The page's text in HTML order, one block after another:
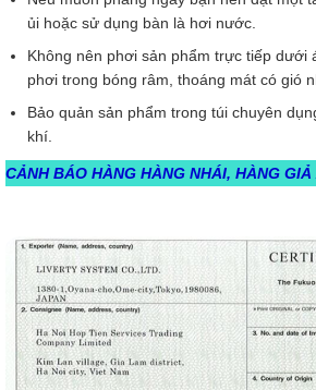
ủi hoặc sử dụng bàn là hơi nước.
Không nên phơi sản phẩm trực tiếp dưới
phơi trong bóng râm, thoáng mát có gió
Bảo quản sản phẩm trong túi chuyên
khí.
CẢNH BÁO HÀNG HÀNG NHÁI, HÀNG